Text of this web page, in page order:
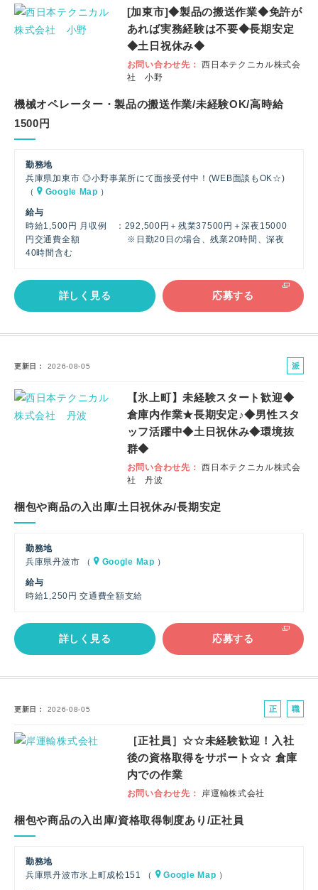
社
員
[加東市]◆製品の搬送作業◆免許が
あれば実務経験は不要◆長期安定
◆土日祝休み◆
お問い合わせ先
西日本テクニカル株式会
社 小野
機械オペレーター・製品の搬送作業/未経験OK/高時給
1500円
勤務地
兵庫県加東市 ◎小野事業所にて面接受付中！(WEB面談もOK☆)
（
Google Map ）
給与
時給1,500円 月収例 ：292,500円＋残業37500円＋深夜15000
円交通費全額 ※日勤20日の場合、残業20時間、深夜
40時間含む
詳しく見る 応募する
更新日 2026-08-05
派
社
員
【氷上町】未経験スタート歓迎◆
倉庫内作業★長期安定♪◆男性スタ
ッフ活躍中◆土日祝休み◆環境抜
群◆
お問い合わせ先
西日本テクニカル株式会
社 丹波
梱包や商品の入出庫/土日祝休み/長期安定
勤務地
兵庫県丹波市 （
Google Map ）
給与
時給1,250円 交通費全額支給
詳しく見る 応募する
更新日 2026-08-05
正
員
職
紹
介
［正社員］☆☆未経験歓迎！入社
後の資格取得をサポート☆☆ 倉庫
内での作業
お問い合わせ先 岸運輸株式会社
梱包や商品の入出庫/資格取得制度あり/正社員
勤務地
兵庫県丹波市氷上町成松151 （
Google Map ）